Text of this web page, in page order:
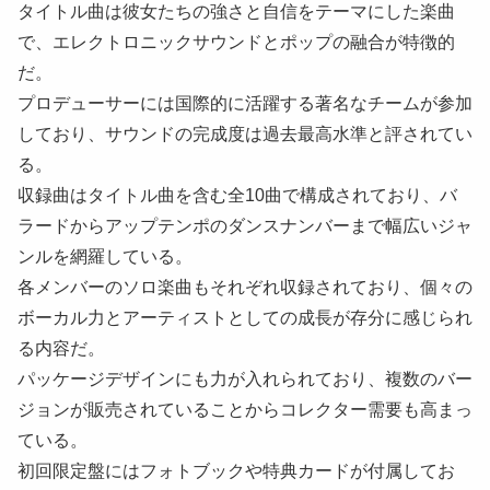
タイトル曲は彼女たちの強さと自信をテーマにした楽曲
で、エレクトロニックサウンドとポップの融合が特徴的
だ。
プロデューサーには国際的に活躍する著名なチームが参加
しており、サウンドの完成度は過去最高水準と評されてい
る。
収録曲はタイトル曲を含む全10曲で構成されており、バ
ラードからアップテンポのダンスナンバーまで幅広いジャ
ンルを網羅している。
各メンバーのソロ楽曲もそれぞれ収録されており、個々の
ボーカル力とアーティストとしての成長が存分に感じられ
る内容だ。
パッケージデザインにも力が入れられており、複数のバー
ジョンが販売されていることからコレクター需要も高まっ
ている。
初回限定盤にはフォトブックや特典カードが付属してお